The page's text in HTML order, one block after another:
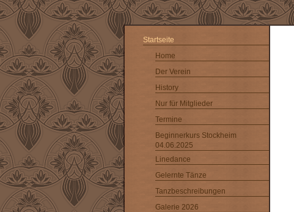
Startseite
Home
Der Verein
History
Nur für Mitglieder
Termine
Beginnerkurs Stockheim
04.06.2025
Linedance
Gelernte Tänze
Tanzbeschreibungen
Galerie 2026